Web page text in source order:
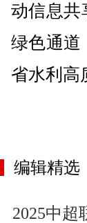
动信息共
绿色通道
省水利高
编辑精选
2025中超